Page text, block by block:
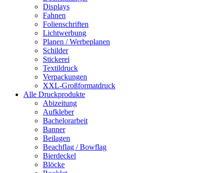
Displays
Fahnen
Folienschriften
Lichtwerbung
Planen / Werbeplanen
Schilder
Stickerei
Textildruck
Verpackungen
XXL-Großformatdruck
Alle Druckprodukte
Abizeitung
Aufkleber
Bachelorarbeit
Banner
Beilagen
Beachflag / Bowflag
Bierdeckel
Blöcke